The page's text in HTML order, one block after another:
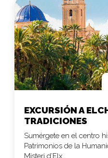
EXCURSIÓN A
TRADICIONES
Sumérgete en el centro
Patrimonios de la
Misteri d’Elx